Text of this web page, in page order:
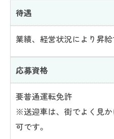
待遇
業績、経営状況により昇
応募資格
要普通運転免許
※送迎車は、街でよく見
可です。